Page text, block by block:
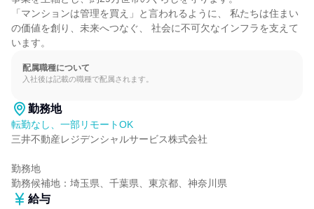
「マンションは管理を買え」と言われるように、 私たちは住まい
の価値を創り、未来へつなぐ、 社会に不可欠なインフラを支えて
います。
配属職種について
入社後は記載の職種で配属されます。
勤務地
転勤なし、一部リモートOK
三井不動産レジデンシャルサービス株式会社
勤務地
勤務候補地：埼玉県、千葉県、東京都、神奈川県
給与